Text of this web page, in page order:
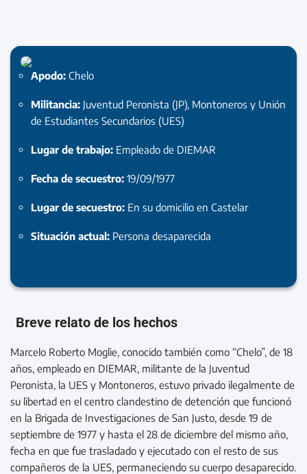
Apodo: Chelo
Militancia: Juventud Peronista (JP), Montoneros y Unión
de Estudiantes Secundarios (UES)
Lugar de trabajo: Empleado de DIEMAR
Fecha de secuestro: 19/09/1977
Lugar de secuestro: En su domicilio en Castelar
Situación actual: Persona desaparecida
Breve relato de los hechos
Marcelo Roberto Moglie, conocido también como “Chelo”, de 18
años, empleado en DIEMAR, militante de la Juventud
Peronista, la UES y Montoneros, estuvo privado ilegalmente de
su libertad en el centro clandestino de detención que funcionó
en la Brigada de Investigaciones de San Justo, desde 19 de
septiembre de 1977 y hasta el 28 de diciembre del mismo año,
fecha en que fue trasladado y ejecutado con el resto de sus
compañeros de la UES, permaneciendo su cuerpo desaparecido.